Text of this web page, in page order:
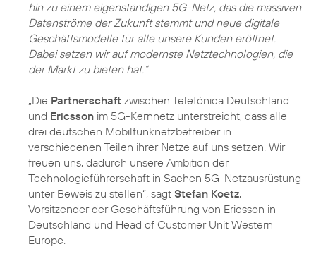
hin zu einem eigenständigen 5G-Netz, das die massiven
Datenströme der Zukunft stemmt und neue digitale
Geschäftsmodelle für alle unsere Kunden eröffnet.
Dabei setzen wir auf modernste Netztechnologien, die
der Markt zu bieten hat.“
„Die Partnerschaft zwischen Telefónica Deutschland
und Ericsson im 5G-Kernnetz unterstreicht, dass alle
drei deutschen Mobilfunknetzbetreiber in
verschiedenen Teilen ihrer Netze auf uns setzen. Wir
freuen uns, dadurch unsere Ambition der
Technologieführerschaft in Sachen 5G-Netzausrüstung
unter Beweis zu stellen“, sagt Stefan Koetz,
Vorsitzender der Geschäftsführung von Ericsson in
Deutschland und Head of Customer Unit Western
Europe.